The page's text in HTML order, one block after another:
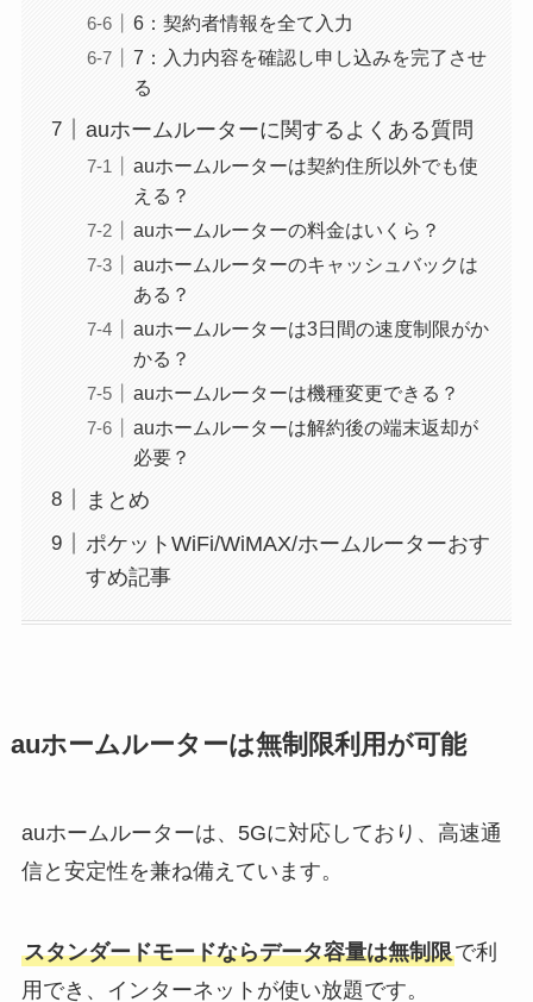
6：契約者情報を全て入力
7：入力内容を確認し申し込みを完了させ
る
auホームルーターに関するよくある質問
auホームルーターは契約住所以外でも使
える？
auホームルーターの料金はいくら？
auホームルーターのキャッシュバックは
ある？
auホームルーターは3日間の速度制限がか
かる？
auホームルーターは機種変更できる？
auホームルーターは解約後の端末返却が
必要？
まとめ
ポケットWiFi/WiMAX/ホームルーターおす
すめ記事
auホームルーターは無制限利用が可能
auホームルーターは、5Gに対応しており、高速通
信と安定性を兼ね備えています。
スタンダードモードならデータ容量は無制限で利
用でき、インターネットが使い放題です。